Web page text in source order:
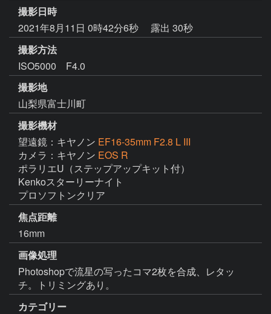
撮影日時
2021年8月11日 0時42分6秒
露出 30秒
撮影方法
ISO5000 F4.0
撮影地
山梨県富士川町
撮影機材
望遠鏡：キヤノン EF16-35mm F2.8 L III
カメラ：キヤノン EOS R
ポラリエU（ステップアップキット付）
Kenkoスターリーナイト
プロソフトンクリア
焦点距離
16mm
画像処理
Photoshopで流星の写ったコマ2枚を合成、レタッ
チ。トリミングあり。
カテゴリー